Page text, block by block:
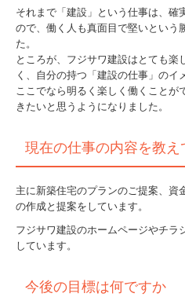
それまで「建設」という仕事は、確
ので、働く人も真面目で堅いという
た。
ところが、フジサワ建設はとても楽
く、自分の持つ「建設の仕事」のイ
ここでなら明るく楽しく働くことが
きたいと思うようになりました。
現在の仕事の内容を教え
主に新築住宅のプランのご提案、資
の作成と提案をしています。
フジサワ建設のホームページやチラ
しています。
今後の目標は何ですか